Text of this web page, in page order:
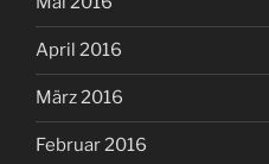
April 2016
März 2016
Februar 2016